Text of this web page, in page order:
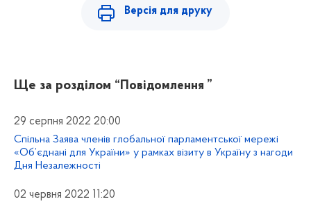
Версія для друку
Ще за розділом “Повідомлення ”
29 серпня 2022 20:00
Спільна Заява членів глобальної парламентської мережі
«Об’єднані для України» у рамках візиту в Україну з нагоди
Дня Незалежності
02 червня 2022 11:20